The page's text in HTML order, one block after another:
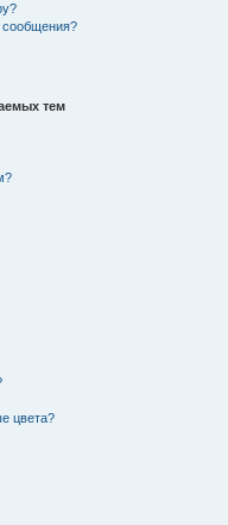
сообщения?
тем
цвета?